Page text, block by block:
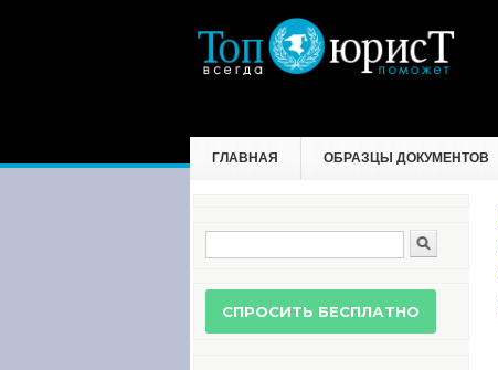
ГЛАВНАЯ ОБРАЗЦЫ ДОКУМЕНТОВ
Форма поиска